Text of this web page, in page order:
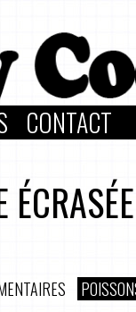
CONTACT